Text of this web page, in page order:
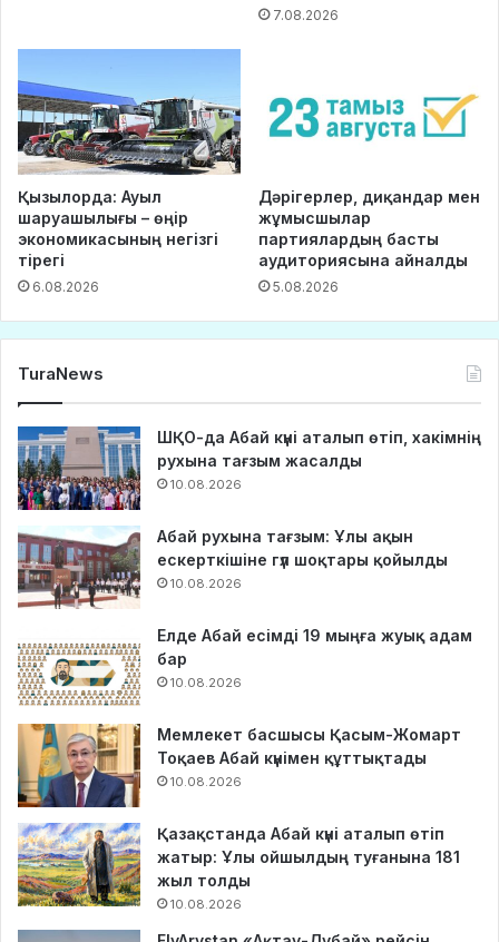
7.08.2026
Қызылорда: Ауыл
шаруашылығы – өңір
экономикасының негізгі
тірегі
6.08.2026
Дәрігерлер, диқандар мен
жұмысшылар
партиялардың басты
аудиториясына айналды
5.08.2026
TuraNews
ШҚО-да Абай күні аталып өтіп, хакімнің
рухына тағзым жасалды
10.08.2026
Абай рухына тағзым: Ұлы ақын
ескерткішіне гүл шоқтары қойылды
10.08.2026
Елде Абай есімді 19 мыңға жуық адам
бар
10.08.2026
Мемлекет басшысы Қасым-Жомарт
Тоқаев Абай күнімен құттықтады
10.08.2026
Қазақстанда Абай күні аталып өтіп
жатыр: Ұлы ойшылдың туғанына 181
жыл толды
10.08.2026